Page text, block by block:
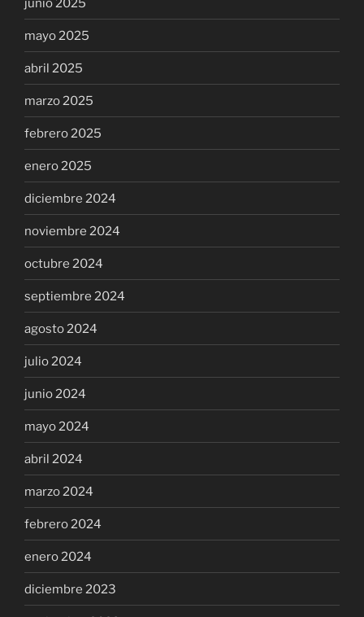
mayo 2025
abril 2025
marzo 2025
febrero 2025
enero 2025
diciembre 2024
noviembre 2024
octubre 2024
septiembre 2024
agosto 2024
julio 2024
junio 2024
mayo 2024
abril 2024
marzo 2024
febrero 2024
enero 2024
diciembre 2023